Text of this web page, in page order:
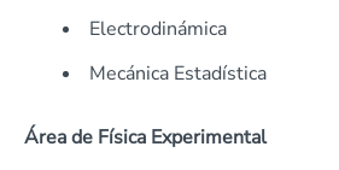
Electrodinámica
Mecánica Estadística
Área de Física Experimental